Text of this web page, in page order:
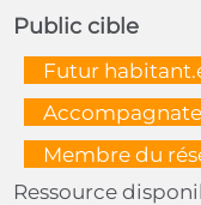
Public cible
Futur
Membre du
Ressource